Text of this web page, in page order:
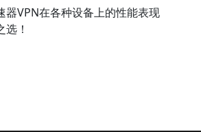
器VPN在各种设备上的性能表现
！